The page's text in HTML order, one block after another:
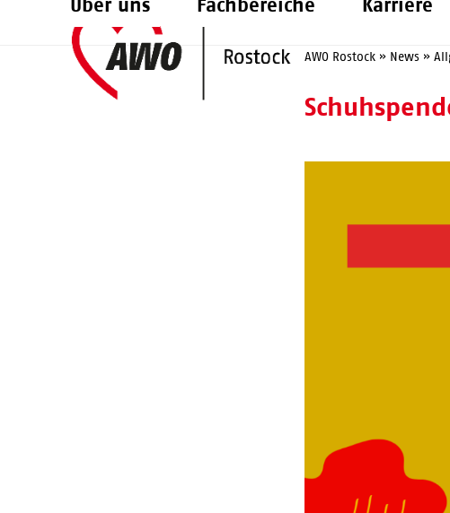
Über uns Fachbereiche Karriere
AWO Rostock » News »